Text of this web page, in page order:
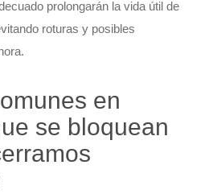
prolongarán la vida útil de
roturas y posibles
en
se bloquean